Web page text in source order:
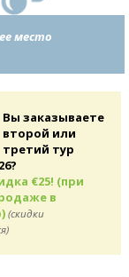
место
Вы заказываете
второй или
третий тур
€25! (при
в
(скидки